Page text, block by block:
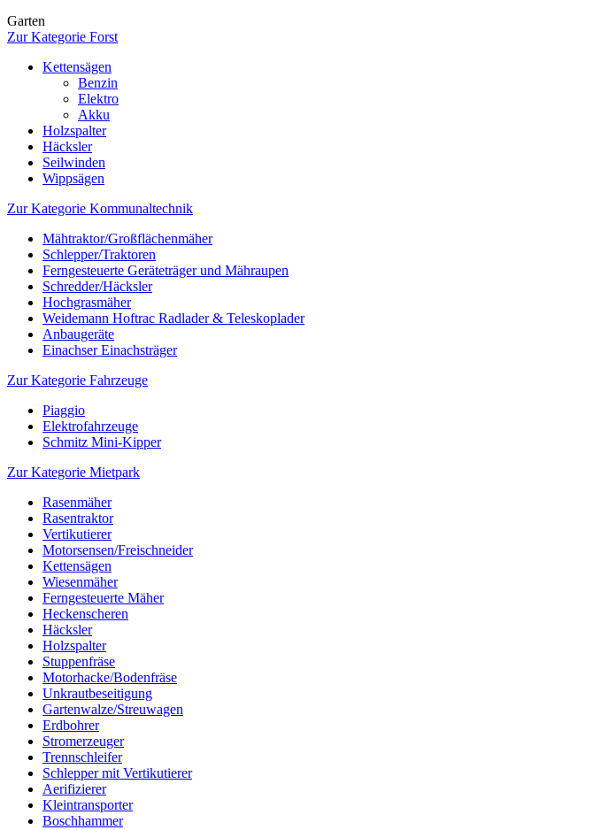
Garten
Zur Kategorie Forst
Kettensägen
Benzin
Elektro
Akku
Holzspalter
Häcksler
Seilwinden
Wippsägen
Zur Kategorie Kommunaltechnik
Mähtraktor/Großflächenmäher
Schlepper/Traktoren
Ferngesteuerte Geräteträger und Mähraupen
Schredder/Häcksler
Hochgrasmäher
Weidemann Hoftrac Radlader & Teleskoplader
Anbaugeräte
Einachser Einachsträger
Zur Kategorie Fahrzeuge
Piaggio
Elektrofahrzeuge
Schmitz Mini-Kipper
Zur Kategorie Mietpark
Rasenmäher
Rasentraktor
Vertikutierer
Motorsensen/Freischneider
Kettensägen
Wiesenmäher
Ferngesteuerte Mäher
Heckenscheren
Häcksler
Holzspalter
Stuppenfräse
Motorhacke/Bodenfräse
Unkrautbeseitigung
Gartenwalze/Streuwagen
Erdbohrer
Stromerzeuger
Trennschleifer
Schlepper mit Vertikutierer
Aerifizierer
Kleintransporter
Boschhammer